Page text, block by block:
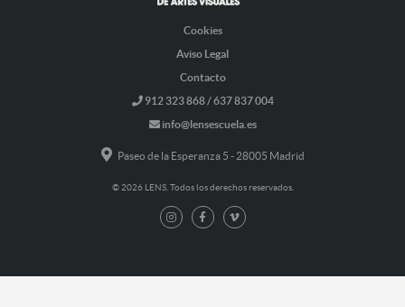
Cookies
Aviso Legal
Contacto
912 323 868 / 637 837 004
info@lensescuela.es
Paseo de la Esperanza 5 - 28005 Madrid
© 2026 LENS. Todos los derechos reservados.